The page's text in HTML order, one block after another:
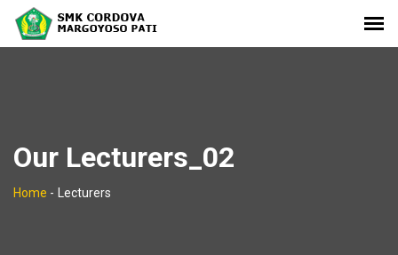
Our Lecturers_02
Home - Lecturers